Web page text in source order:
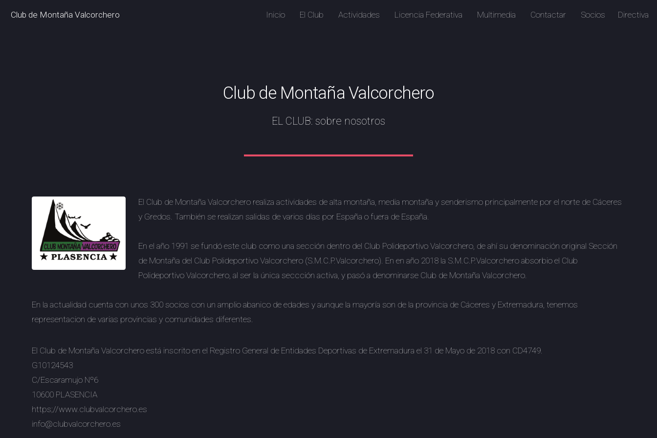
Club de Montaña Valcorchero Inicio El Club Actividades Licencia Federativa Multimedia Contactar Socios Directiva
Club de Montaña Valcorchero
EL CLUB: sobre nosotros
El Club de Montaña Valcorchero realiza actividades de alta montaña, media montaña y senderismo principalmente por el norte de Cáceres
y Gredos. También se realizan salidas de varios días por España o fuera de España.
En el año 1991 se fundó este club como una sección dentro del Club Polideportivo Valcorchero, de ahí su denominación original Sección
de Montaña del Club Polideportivo Valcorchero (S.M.C.P.Valcorchero). En en año 2018 la S.M.C.P.Valcorchero absorbio el Club
Polideportivo Valcorchero, al ser la única seccción activa, y pasó a denominarse Club de Montaña Valcorchero.
En la actualidad cuenta con unos 300 socios con un amplio abanico de edades y aunque la mayoría son de la provincia de Cáceres y Extremadura, tenemos
representacion de varias provincias y comunidades diferentes.
El Club de Montaña Valcorchero está inscrito en el Registro General de Entidades Deportivas de Extremadura el 31 de Mayo de 2018 con CD4749.
G10124543
C/Escaramujo Nº6
10600 PLASENCIA
https;//www.clubvalcorchero.es
info@clubvalcorchero.es